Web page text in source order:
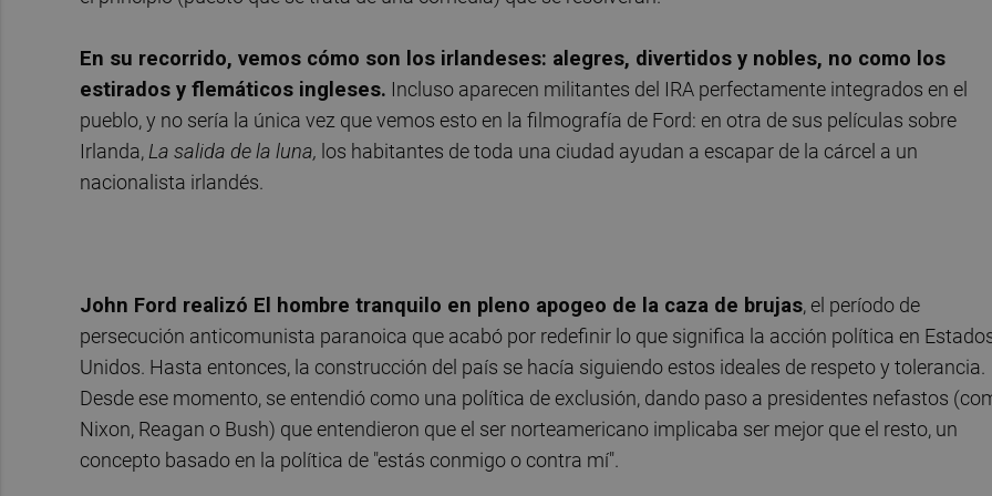
En su recorrido, vemos cómo son los irlandeses: alegres, divertidos y nobles, no como los
estirados y flemáticos ingleses. Incluso aparecen militantes del IRA perfectamente integrados en el
pueblo, y no sería la única vez que vemos esto en la filmografía de Ford: en otra de sus películas sobre
Irlanda, La salida de la luna, los habitantes de toda una ciudad ayudan a escapar de la cárcel a un
nacionalista irlandés.
John Ford realizó El hombre tranquilo en pleno apogeo de la caza de brujas, el período de
persecución anticomunista paranoica que acabó por redefinir lo que significa la acción política en
Unidos. Hasta entonces, la construcción del país se hacía siguiendo estos ideales de respeto y tolerancia.
Desde ese momento, se entendió como una política de exclusión, dando paso a presidentes nefastos
Nixon, Reagan o Bush) que entendieron que el ser norteamericano implicaba ser mejor que el resto, un
concepto basado en la política de "estás conmigo o contra mí".